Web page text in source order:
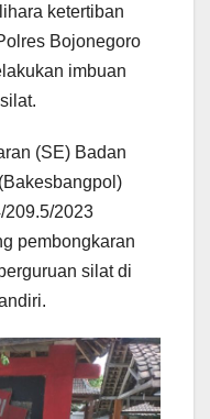
ketertiban
Bojonegoro
imbuan
(SE) Badan
209.5/2023
pembongkaran
silat di